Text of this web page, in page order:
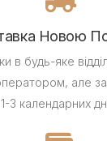
Новою
в будь-яке
оператором, але
1-3 календарних